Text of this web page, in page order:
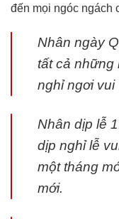
đến mọi ngóc ngách
Nhân ngày
tất cả những
nghỉ ngơi vui
Nhân dịp lễ
dịp nghỉ lễ
một tháng
mới.